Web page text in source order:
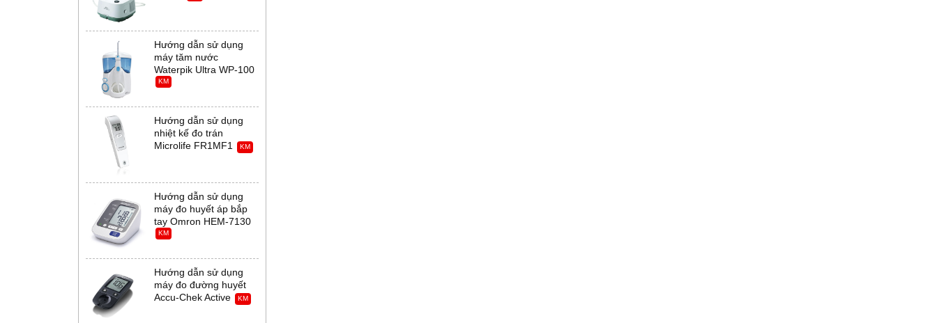
Hướng dẫn sử dụng
máy tăm nước
Waterpik Ultra WP-100
KM
Hướng dẫn sử dụng
nhiệt kế đo trán
Microlife FR1MF1
KM
Hướng dẫn sử dụng
máy đo huyết áp bắp
tay Omron HEM-7130
KM
Hướng dẫn sử dụng
máy đo đường huyết
Accu-Chek Active
KM